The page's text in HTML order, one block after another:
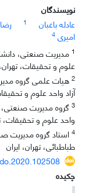
نویسندگان
عادله باغبان
1
امیری 4
1 مدیریت صنعتی،
علوم و تحقیقات،
2 هیات علمی گروه
آزاد واحد علوم و
3 گروه مدیریت صنعتی،
واحد علوم و تحقیقات،
4 استاد گروه مدیریت
طباطبائی، تهران، ایران
چکیده